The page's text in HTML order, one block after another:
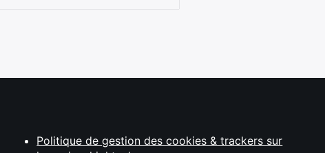
Politique de gestion des cookies & trackers sur